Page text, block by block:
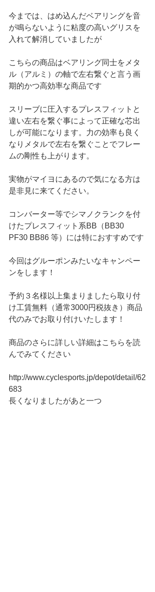
今までは、はめ込んだベアリングを音
が鳴らないように粘度の高いグリスを
入れて解消していましたが
こちらの商品はベアリング同士をメタ
ル（アルミ）の軸で左右繋ぐと言う画
期的かつ高効率な商品です
スリーブに圧入するプレスフィットと
違い左右を繋ぐ事によって正確な芯出
しが可能になります。力の効率も良く
なりメタルで左右を繋ぐことでフレー
ムの剛性も上がります。
実物がマイヨにあるので気になる方は
是非見に来てください。
コンバーター等でシマノクランクを付
けたプレスフィット系BB（BB30
PF30 BB86 等）には特におすすめです
今回はグルーポンみたいなキャンペー
ンをします！
予約３名様以上集まりましたら取り付
け工賃無料（通常3000円税抜き）商品
代のみでお取り付けいたします！
商品のさらに詳しい詳細はこちらを読
んでみてください
http://www.cyclesports.jp/depot/detail/62
683
長くなりましたがあと一つ